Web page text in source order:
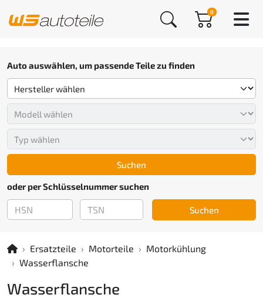
0
Auto auswählen, um passende Teile zu finden
Suchen
oder per Schlüsselnummer suchen
Suchen
Ersatzteile Motorteile
Motorkühlung
Wasserflansche
Wasserflansche